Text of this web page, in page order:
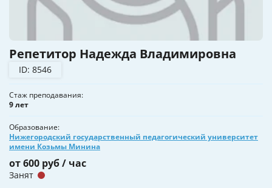
Репетитор Надежда Владимировна
ID: 8546
Стаж преподавания
9 лет
Образование
Нижегородский государственный педагогический университет
имени Козьмы Минина
от 600 руб / час
Занят